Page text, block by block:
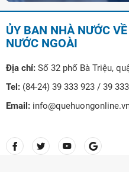
ỦY BAN NHÀ NƯỚC
NƯỚC NGOÀI
Địa chỉ: Số 32 phố Bà Triệu,
Tel: (84-24) 39 333 923 / 39
Email: